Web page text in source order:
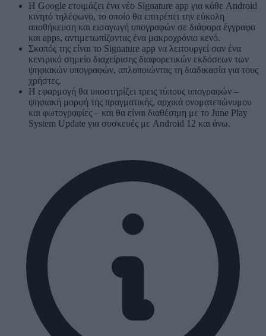
Η Google ετοιμάζει ένα νέο Signature app για κάθε Android
κινητό τηλέφωνο, το οποίο θα επιτρέπει την εύκολη
αποθήκευση και εισαγωγή υπογραφών σε διάφορα έγγραφα
και apps, αντιμετωπίζοντας ένα μακροχρόνιο κενό.
Σκοπός της είναι το Signature app να λειτουργεί σαν ένα
κεντρικό σημείο διαχείρισης διαφορετικών εκδόσεων των
ψηφιακών υπογραφών, απλοποιώντας τη διαδικασία για τους
χρήστες.
Η εφαρμογή θα υποστηρίζει τρεις τύπους υπογραφών –
ψηφιακή μορφή της πραγματικής, αρχικά ονοματεπώνυμου
και φωτογραφίες – και θα είναι διαθέσιμη με το June Play
System Update για συσκευές με Android 12 και άνω.